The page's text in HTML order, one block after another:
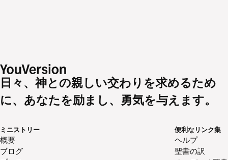
日々、神との親しい交わりを求めるため
に、あなたを励まし、勇気を与えます。
ミニストリー
概要
ブログ
便利なリンク集
ヘルプ
聖書の訳